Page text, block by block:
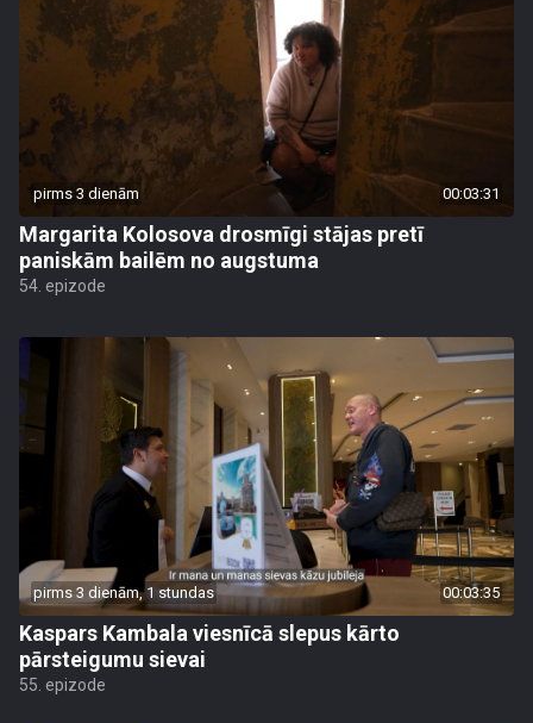
pirms 3 dienām 00:03:31
Margarita Kolosova drosmīgi stājas pretī
paniskām bailēm no augstuma
54. epizode
pirms 3 dienām, 1 stundas 00:03:35
Kaspars Kambala viesnīcā slepus kārto
pārsteigumu sievai
55. epizode